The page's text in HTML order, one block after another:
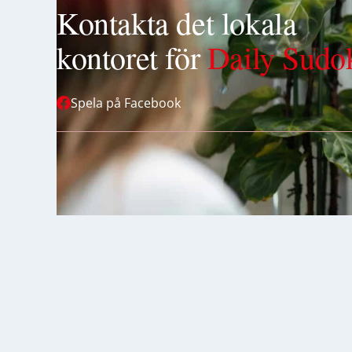
Kontakta det lokala
kontoret förDaily
Spela på Facebook